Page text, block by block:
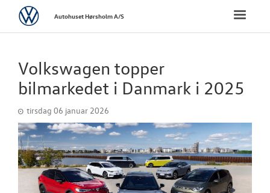
NYE
BRUGTE BILER
VÆRKSTED
Toggle
VolkswagenAutohuset Hørsholm A/S
Volkswagen topper
bilmarkedet i Danmark i 2025
tirsdag 06 januar 2026